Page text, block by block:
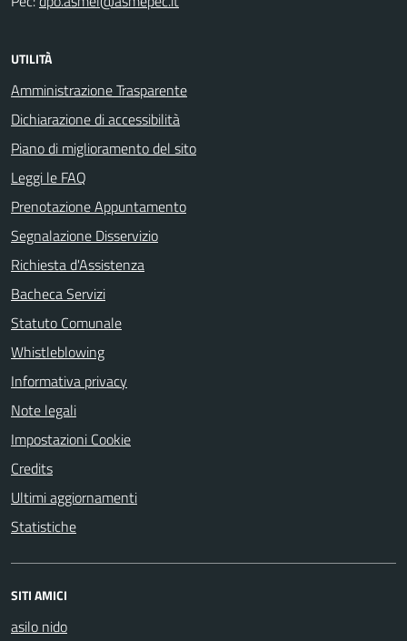
UTILITÀ
Amministrazione Trasparente
Dichiarazione di accessibilità
Piano di miglioramento del sito
Leggi le FAQ
Prenotazione Appuntamento
Segnalazione Disservizio
Richiesta d'Assistenza
Bacheca Servizi
Statuto Comunale
Whistleblowing
Informativa privacy
Note legali
Impostazioni Cookie
Credits
Ultimi aggiornamenti
Statistiche
SITI AMICI
asilo nido